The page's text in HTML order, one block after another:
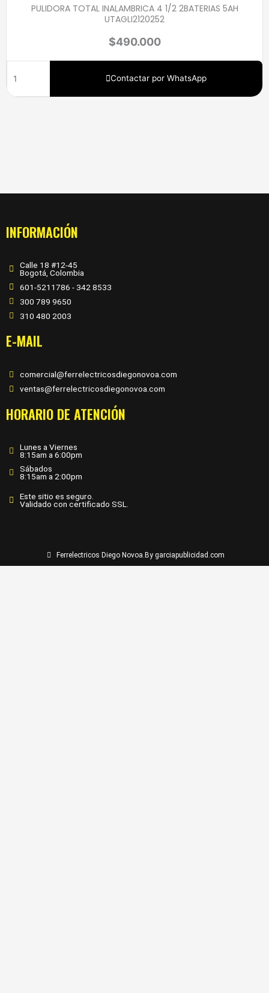
PULIDORA TOTAL INALAMBRICA 4 1/2 2BATERIAS 5AH
UTAGLI2120252
$490.000
Contactar por WhatsApp
INFORMACIÓN
Calle 18 #12-45
Bogotá, Colombia
601-5211786 - 342 8533
300 789 9650
310 480 2003
E-MAIL
comercial@ferrelectricosdiegonovoa.com
ventas@ferrelectricosdiegonovoa.com
HORARIO DE ATENCIÓN
Lunes a Viernes
8:15am a 6:00pm
Sábados
8:15am a 2:00pm
Este sitio es seguro.
Validado con certificado SSL.
Ferrelectricos Diego Novoa. By garciapublicidad.com